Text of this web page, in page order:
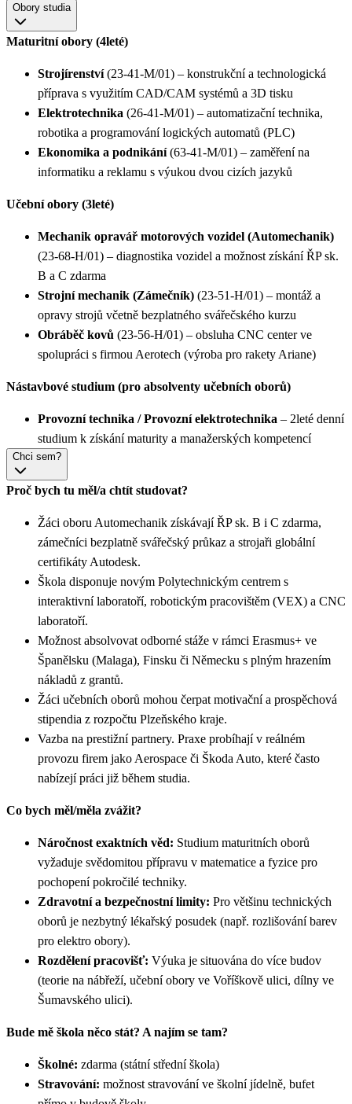
Obory studia
Maturitní obory (4leté)
Strojírenství(23-41-M/01) – konstrukční a technologická
příprava s využitím CAD/CAM systémů a 3D tisku
Elektrotechnika (26-41-M/01) – automatizační technika,
robotika a programování logických automatů (PLC)
Ekonomika a podnikání(63-41-M/01) – zaměření na
informatiku a reklamu s výukou dvou cizích jazyků
Učební obory (3leté)
Mechanik opravář motorových vozidel (Automechanik)
(23-68-H/01) – diagnostika vozidel a možnost získání ŘP sk.
B a C zdarma
Strojní mechanik (Zámečník) (23-51-H/01) – montáž a
opravy strojů včetně bezplatného svářečského kurzu
Obráběč kovů (23-56-H/01) – obsluha CNC center ve
spolupráci s firmou Aerotech (výroba pro rakety Ariane)
Nástavbové studium (pro absolventy učebních oborů)
Provozní technika / Provozní elektrotechnika – 2leté denní
studium k získání maturity a manažerských kompetencí
Chci sem?
Proč bych tu měl/a chtít studovat?
Žáci oboru Automechanik získávají ŘP sk. B i C zdarma,
zámečníci bezplatně svářečský průkaz a strojaři globální
certifikáty Autodesk.
Škola disponuje novým Polytechnickým centrem s
interaktivní laboratoří, robotickým pracovištěm (VEX) a CNC
laboratoří.
Možnost absolvovat odborné stáže v rámci Erasmus+ ve
Španělsku (Malaga), Finsku či Německu s plným hrazením
nákladů z grantů.
Žáci učebních oborů mohou čerpat motivační a prospěchová
stipendia z rozpočtu Plzeňského kraje.
Vazba na prestižní partnery. Praxe probíhají v reálném
provozu firem jako Aerospace či Škoda Auto, které často
nabízejí práci již během studia.
Co bych měl/měla zvážit?
Náročnost exaktních věd: Studium maturitních oborů
vyžaduje svědomitou přípravu v matematice a fyzice pro
pochopení pokročilé techniky.
Zdravotní a bezpečnostní limity: Pro většinu technických
oborů je nezbytný lékařský posudek (např. rozlišování barev
pro elektro obory).
Rozdělení pracovišť: Výuka je situována do více budov
(teorie na nábřeží, učební obory ve Voříškově ulici, dílny ve
Šumavského ulici).
Bude mě škola něco stát? A najím se tam?
Školné: zdarma (státní střední škola)
Stravování: možnost stravování ve školní jídelně, bufet